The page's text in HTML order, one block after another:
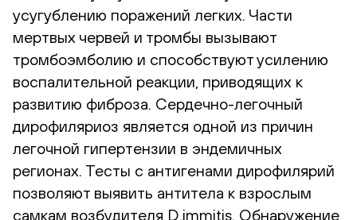
усугублению поражений легких. Части
мертвых червей и тромбы вызывают
тромбоэмболию и способствуют усилению
воспалительной реакции, приводящих к
развитию фиброза. Сердечно-легочный
дирофиляриоз является одной из причин
легочной гипертензии в эндемичных
регионах. Тесты с антигенами дирофилярий
позволяют выявить антитела к взрослым
самкам возбудителя D.immitis. Обнаружение